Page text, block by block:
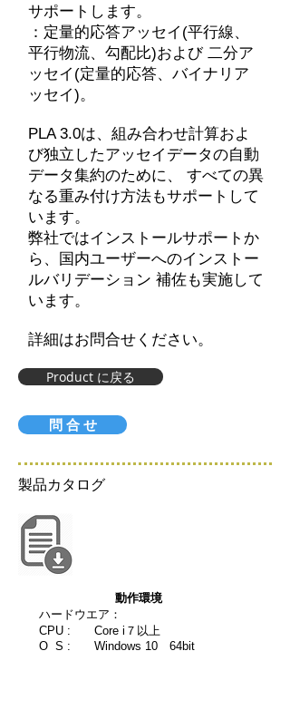
サポートします。
：定量的応答アッセイ(平行線、
平行物流、勾配比)および 二分ア
ッセイ(定量的応答、バイナリア
ッセイ)。
PLA 3.0は、組み合わせ計算およ
び独立したアッセイデータの自動
データ集約のために、 すべての異
なる重み付け方法もサポートして
います。
弊社ではインストールサポートか
ら、国内ユーザーへのインストー
ルバリデーション 補佐も実施して
います。
​詳細はお問合せください。
Product に戻る
問 合 せ
製品カタログ
​動作環境
ハードウエア：
CPU : Core i７以上
O S : Windows 10 64bit